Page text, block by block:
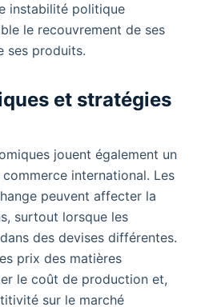
instabilité politique
le recouvrement de ses
ses produits.
et stratégies
jouent également un
international. Les
peuvent affecter la
surtout lorsque les
des devises différentes.
prix des matières
le coût de production et,
sur le marché